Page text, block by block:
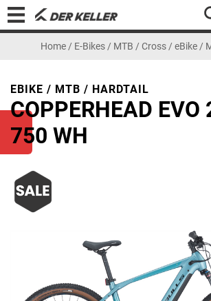
Home/ E-Bikes/ MTB / Cross/ eBike /
EBIKE / MTB / HARDTAIL
COPPERHEAD EVO
750 WH